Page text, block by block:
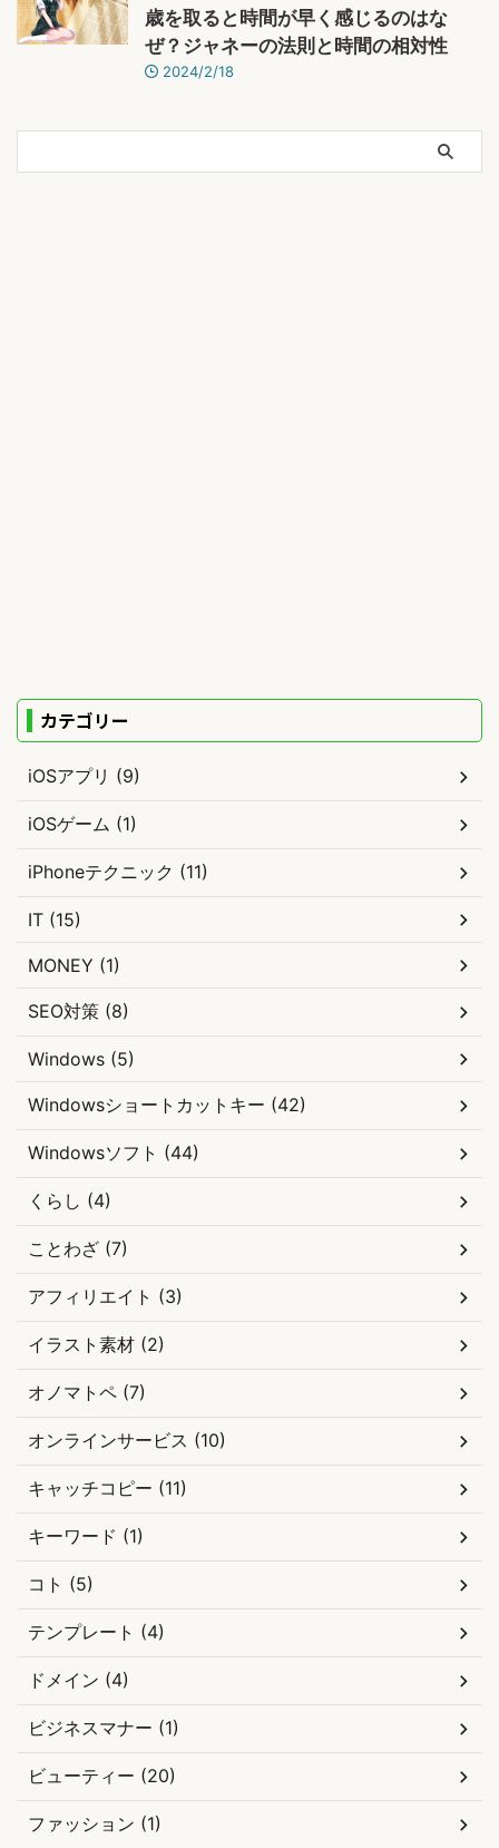
歳を取ると時間が早く感じるのはな
ぜ？ジャネーの法則と時間の相対性
2024/2/18
カテゴリー
iOSアプリ (9)
iOSゲーム (1)
iPhoneテクニック (11)
IT (15)
MONEY (1)
SEO対策 (8)
Windows (5)
Windowsショートカットキー (42)
Windowsソフト (44)
くらし (4)
ことわざ (7)
アフィリエイト (3)
イラスト素材 (2)
オノマトペ (7)
オンラインサービス (10)
キャッチコピー (11)
キーワード (1)
コト (5)
テンプレート (4)
ドメイン (4)
ビジネスマナー (1)
ビューティー (20)
ファッション (1)